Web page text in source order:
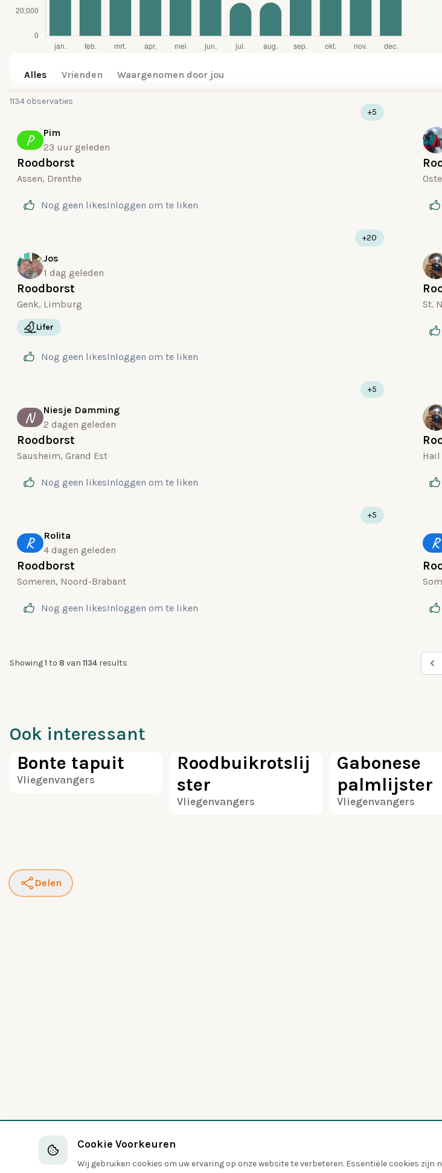
Alles Vrienden Waargenomen door jou
1134 observaties
P
Pim
23 uur geleden
Roodborst
Assen, Drenthe
+5
Nog geen likesInloggen om te liken
Jos
1 dag geleden
Roodborst
Genk, Limburg
+20
Lifer
Nog geen likesInloggen om te liken
St.
N
Niesje Damming
2 dagen geleden
Roodborst
Sausheim, Grand Est
+5
Nog geen likesInloggen om te liken
Hail
R
Rolita
4 dagen geleden
Roodborst
Someren, Noord-Brabant
+5
Nog geen likesInloggen om te liken
R
Showing1 to 8 van 1134 results
Ook interessant
Bonte tapuit
Vliegenvangers
Roodbuikrotslij
ster
Vliegenvangers
Gabonese
palmlijster
Vliegenvangers
Delen
Cookie Voorkeuren
Wij gebruiken cookies om uw ervaring op onze website te verbeteren. Essentiële cookies zijn